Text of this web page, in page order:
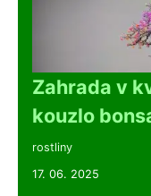
Zahrada v
kouzlo
rostliny
17. 06. 2025